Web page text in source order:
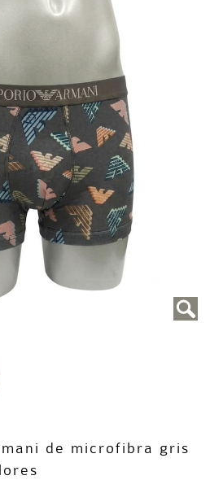
de microfibra gris